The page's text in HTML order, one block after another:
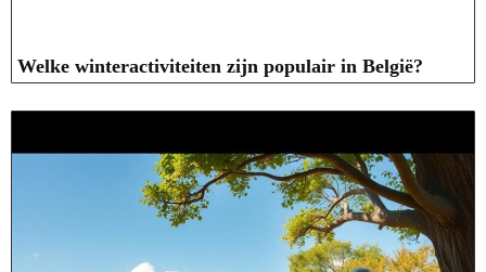
Welke winteractiviteiten zijn populair in België?